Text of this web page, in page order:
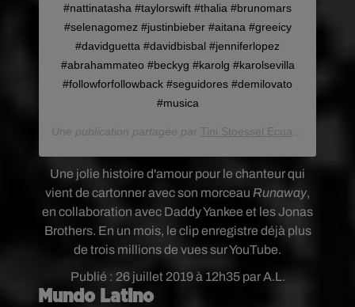
Publié : 26 juillet 2019 à 12h35 par A.L.
#nattinatasha #taylorswift #thalia #brunomars
#selenagomez #justinbieber #aitana #greeicy
#davidguetta #davidbisbal #jenniferlopez
#abrahammateo #beckyg #karolg #karolsevilla
#followforfollowback #seguidores #demilovato
#musica
Une publication partagée par Tini Stoessel Ecuador News®
Une jolie histoire d'amour pour le chanteur qui
vient de cartonner avec son morceau Runaway,
en collaboration avec Daddy Yankee et les Jonas
Brothers. En un mois, le clip enregistre déjà plus
de trois millions de vues sur YouTube.
Mundo Latino